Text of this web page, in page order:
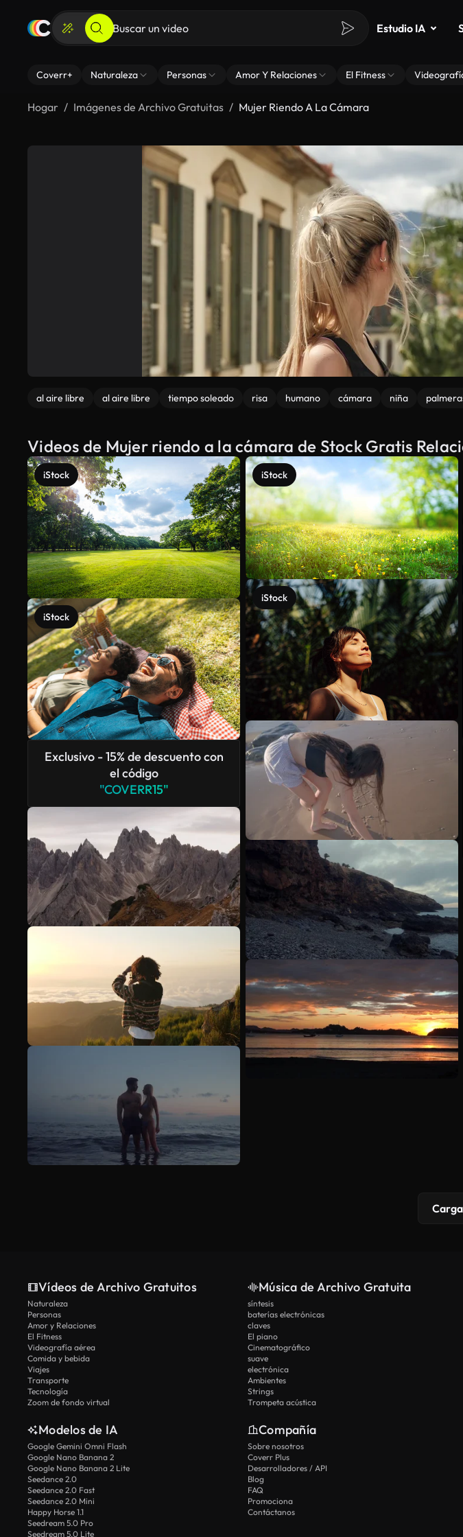
Estudio IA
Coverr+ Naturaleza Personas Amor Y Relaciones El Fitness
Hogar Imágenes de Archivo Gratuitas Mujer Riendo A La Cámara
al aire libre al aire libre tiempo soleado risa humano cámara niña
Videos de Mujer riendo a la cámara de Stock Gratis
iStock
iStock
Exclusivo - 15% de descuento con
el código
"COVERR15"
iStock
iStock
Vídeos de Archivo Gratuitos
Naturaleza
Personas
Amor y Relaciones
El Fitness
Videografía aérea
Comida y bebida
Viajes
Transporte
Tecnología
Zoom de fondo virtual
Música de Archivo Gratuita
síntesis
baterías electrónicas
claves
El piano
Cinematográfico
suave
electrónica
Ambientes
Strings
Trompeta acústica
Modelos de IA
Google Gemini Omni Flash
Google Nano Banana 2
Google Nano Banana 2 Lite
Seedance 2.0
Seedance 2.0 Fast
Seedance 2.0 Mini
Happy Horse 1.1
Seedream 5.0 Pro
Seedream 5.0 Lite
Compañía
Sobre nosotros
Coverr Plus
Desarrolladores / API
Blog
FAQ
Promociona
Contáctanos